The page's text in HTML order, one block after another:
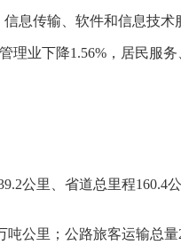
息传输、软件和信息技
理业下降1.56%，居民服
公里、省道总里程160.4
公里；公路旅客运输总